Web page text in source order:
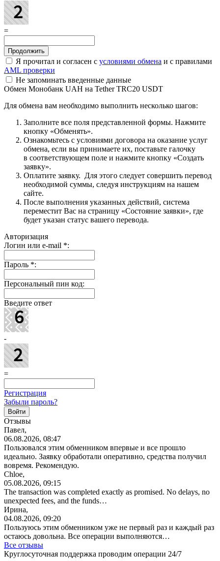
=
Я прочитал и согласен с условиями обмена и с правилами
AML проверки
Не запоминать введенные данные
Обмен Монобанк UAH на Tether TRC20 USDT
Для обмена вам необходимо выполнить несколько шагов:
Заполните все поля представленной формы. Нажмите
кнопку «Обменять».
Ознакомьтесь с условиями договора на оказание услуг
обмена, если вы принимаете их, поставьте галочку
в соответствующем поле и нажмите кнопку «Создать
заявку».
Оплатите заявку. Для этого следует совершить перевод
необходимой суммы, следуя инструкциям на нашем
сайте.
После выполнения указанных действий, система
переместит Вас на страницу «Состояние заявки», где
будет указан статус вашего перевода.
Авторизация
Логин или e-mail *:
Пароль *:
Персональный пин код:
Введите ответ
-
=
Регистрация
Забыли пароль?
Отзывы
Павел,
06.08.2026, 08:47
Пользовался этим обменником впервые и все прошло
идеально. Заявку обработали оперативно, средства получил
вовремя. Рекомендую.
Chloe,
05.08.2026, 09:15
The transaction was completed exactly as promised. No delays, no
unexpected fees, and the funds…
Ирина,
04.08.2026, 09:20
Пользуюсь этим обменником уже не первый раз и каждый раз
остаюсь довольна. Все операции выполняются…
Все отзывы
Круглосуточная поддержка проводим операции 24/7